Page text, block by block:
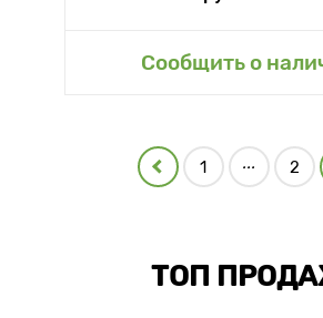
Сообщить о
1 ... 2
ТОП